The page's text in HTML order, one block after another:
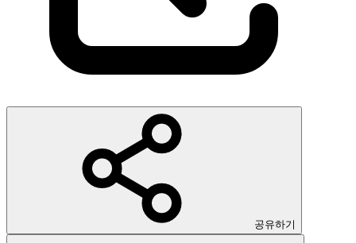
공유하기